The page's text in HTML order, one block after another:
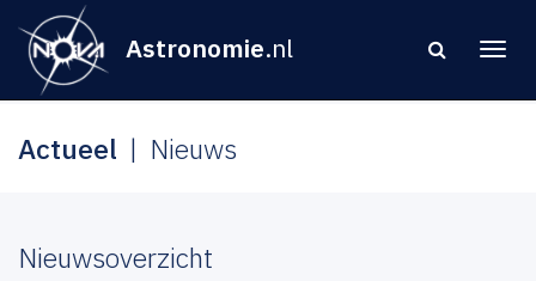
Astronomie.nl
Actueel Nieuws
Nieuwsoverzicht